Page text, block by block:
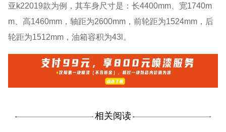
亚k22019款为例，其车身尺寸是：长4400mm、宽1740m
m、高1460mm，轴距为2600mm，前轮距为1524mm，后
轮距为1512mm，油箱容积为43l。
相关阅读